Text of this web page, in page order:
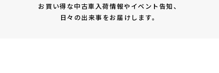
お買い得な中古車入荷情報やイベント告知、
日々の出来事をお届けします。